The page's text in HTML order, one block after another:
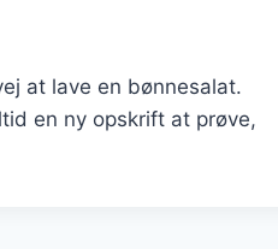
at lave en bønnesalat.
en ny opskrift at prøve,